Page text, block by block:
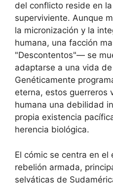
del conflicto reside en
superviviente. Aunque
la micronización y la
humana, una facción
"Descontentos"— se
adaptarse a una vida
Genéticamente
eterna, estos guerreros
humana una debilidad
propia existencia
herencia biológica.
El cómic se centra en
rebelión armada,
selváticas de